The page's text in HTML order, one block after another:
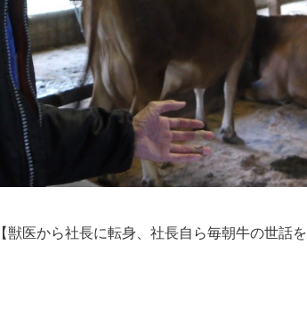
【獣医から社長に転身、社長自ら毎朝牛の世話